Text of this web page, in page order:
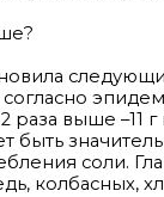
согласно
выше –11 г
быть
соли.
колбасных,